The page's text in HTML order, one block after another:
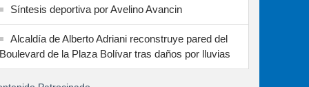
Síntesis deportiva por Avelino Avancin
Alcaldía de Alberto Adriani reconstruye pared del
Boulevard de la Plaza Bolívar tras daños por lluvias